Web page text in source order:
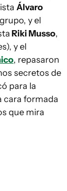
Álvaro
y el
Riki Musso,
y el
, repasaron
secretos de
para la
cara formada
que mira